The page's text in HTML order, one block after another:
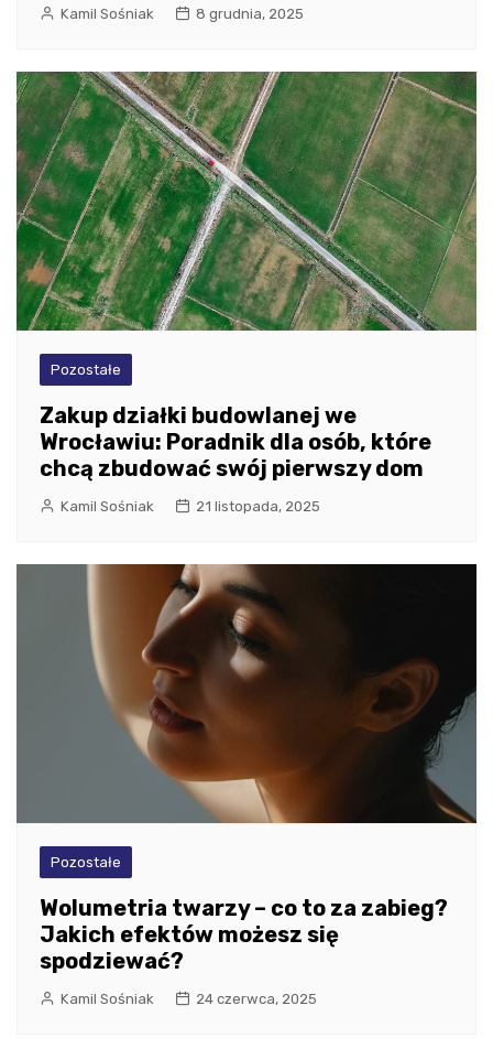
Kamil Sośniak 8 grudnia, 2025
Pozostałe
Zakup działki budowlanej we
Wrocławiu: Poradnik dla osób, które
chcą zbudować swój pierwszy dom
Kamil Sośniak 21 listopada, 2025
Pozostałe
Wolumetria twarzy – co to za zabieg?
Jakich efektów możesz się
spodziewać?
Kamil Sośniak 24 czerwca, 2025